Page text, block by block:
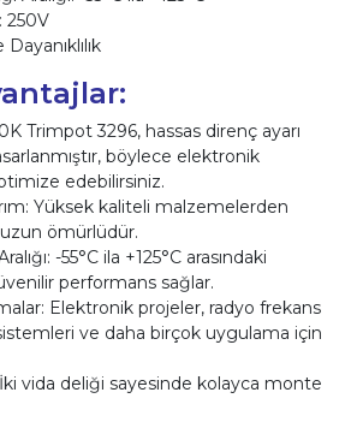
250V
Trimpot 3296, hassas direnç ayarı
böylece elektronik
edebilirsiniz.
Yüksek kaliteli malzemelerden
ömürlüdür.
-55°C ila +125°C arasındaki
performans sağlar.
Elektronik projeler, radyo frekans
ve daha birçok uygulama için
vida deliği sayesinde kolayca monte